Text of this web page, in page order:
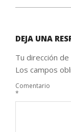
DEJA UNA
Tu dirección
Los campos
Comentario
*